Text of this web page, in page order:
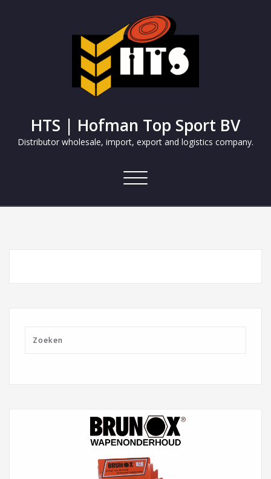
HTS | Hofman Top Sport BV
Distributor wholesale, import, export and logistics company.
Navigatie